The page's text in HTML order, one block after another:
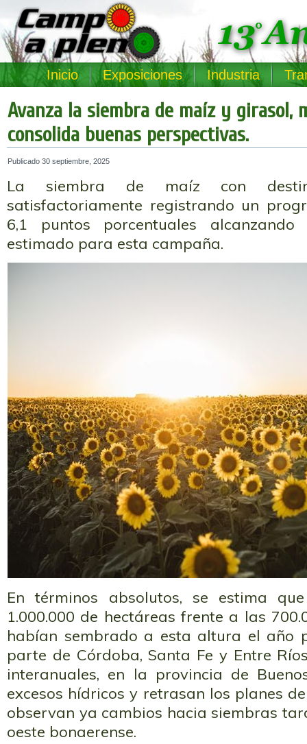
Inicio Exposiciones Industria
Avanza la siembra de maíz y girasol,
consolida buenas perspectivas.
Publicado 30 septiembre, 2025
La siembra de maíz con
satisfactoriamente registrando un
6,1 puntos porcentuales
estimado para esta campaña.
En términos absolutos, se estima
1.000.000 de hectáreas frente a las
habían sembrado a esta altura el año
parte de Córdoba, Santa Fe y Entre
interanuales, en la provincia de
excesos hídricos y retrasan los planes
observan ya cambios hacia siembras
oeste bonaerense.